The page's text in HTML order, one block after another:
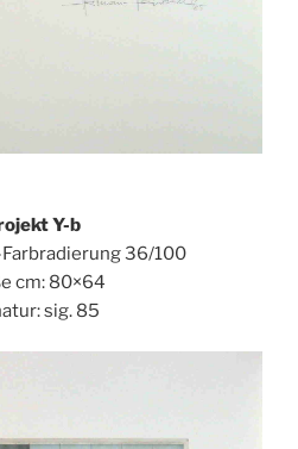
Y-b
36/100
cm: 80×64
sig. 85